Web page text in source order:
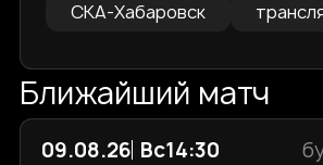
СКА-Хабаровск
Ближайший матч
09.08.26 Вс14:30